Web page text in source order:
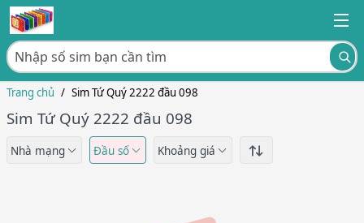
Trang chủ / Sim Tứ Quý 2222 đầu 098
Sim Tứ Quý 2222 đầu 098
Nhà mạng Đầu số Khoảng giá